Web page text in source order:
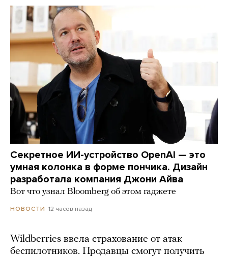
Секретное ИИ-устройство OpenAI — это
умная колонка в форме пончика. Дизайн
разработала компания Джони Айва
Вот что узнал Bloomberg об этом гаджете
НОВОСТИ 12 часов назад
Wildberries ввела страхование от атак
беспилотников. Продавцы смогут получить